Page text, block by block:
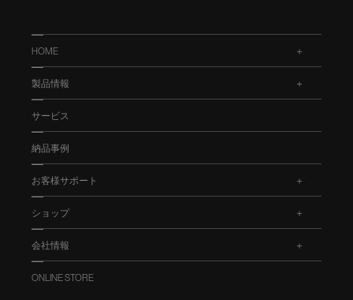
HOME
製品情報
サービス
納品事例
お客様サポート
ショップ
会社情報
ONLINE STORE